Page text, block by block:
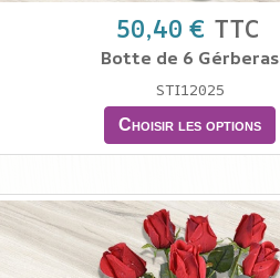
50,40 € TTC
Botte de 6 Gérberas
STI12025
Choisir les options